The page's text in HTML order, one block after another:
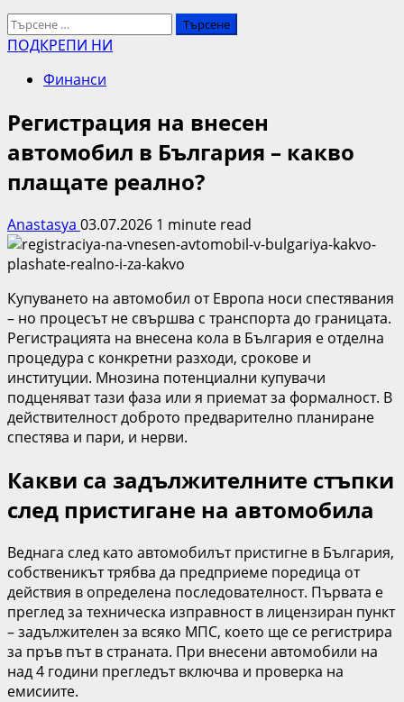
Търсене
за:
ПОДКРЕПИ НИ
Финанси
Регистрация на внесен
автомобил в България – какво
плащате реално?
Anastasya 03.07.2026 1 minute read
Купуването на автомобил от Европа носи спестявания
– но процесът не свършва с транспорта до границата.
Регистрацията на внесена кола в България е отделна
процедура с конкретни разходи, срокове и
институции. Мнозина потенциални купувачи
подценяват тази фаза или я приемат за формалност. В
действителност доброто предварително планиране
спестява и пари, и нерви.
Какви са задължителните стъпки
след пристигане на автомобила
Веднага след като автомобилът пристигне в България,
собственикът трябва да предприеме поредица от
действия в определена последователност. Първата е
преглед за техническа изправност в лицензиран пункт
– задължителен за всяко МПС, което ще се регистрира
за пръв път в страната. При внесени автомобили на
над 4 години прегледът включва и проверка на
емисиите.